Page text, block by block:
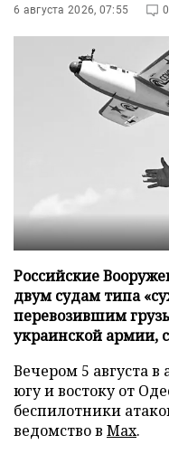
6 августа 2026, 07:55 0
Российские
двум судам типа
перевозившим
украинской армии,
Вечером 5 августа
югу и востоку от
беспилотники
ведомство в Max.